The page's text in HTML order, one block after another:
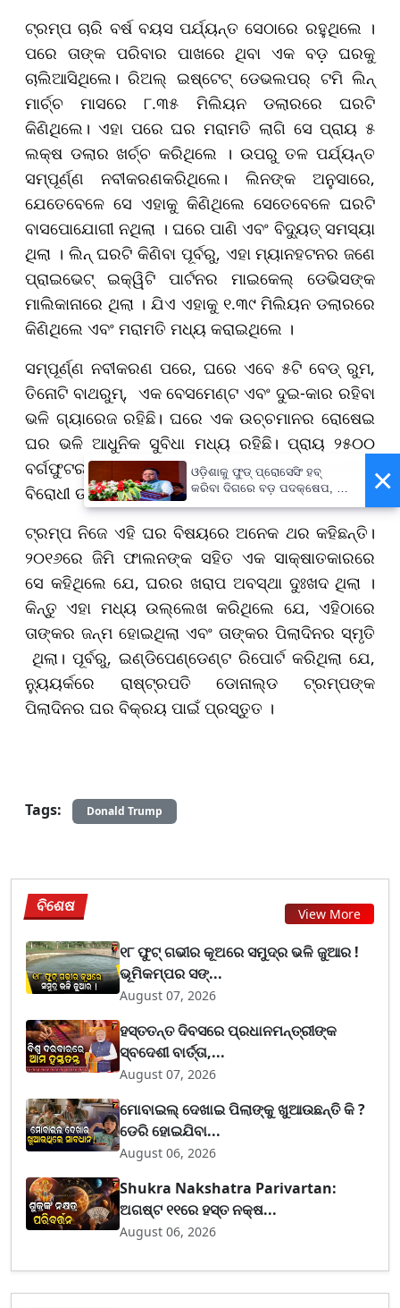
ଟ୍ରମ୍ପ ଚାରି ବର୍ଷ ବୟସ ପର୍ଯ୍ୟନ୍ତ ସେଠାରେ ରହୁଥିଲେ ।
ପରେ ତାଙ୍କ ପରିବାର ପାଖରେ ଥିବା ଏକ ବଡ଼ ଘରକୁ
ଚାଲିଆସିଥିଲେ। ରିଅଲ୍ ଇଷ୍ଟେଟ୍ ଡେଭଲପର୍ ଟମି ଲିନ୍
ମାର୍ଚ୍ଚ ମାସରେ ୮.୩୫ ମିଲିୟନ ଡଲାରରେ ଘରଟି
କିଣିଥିଲେ। ଏହା ପରେ ଘର ମରାମତି ଲାଗି ସେ ପ୍ରାୟ ୫
ଲକ୍ଷ ଡଲାର ଖର୍ଚ୍ଚ କରିଥିଲେ । ଉପରୁ ତଳ ପର୍ଯ୍ୟନ୍ତ
ସମ୍ପୂର୍ଣ୍ଣ ନବୀକରଣକରିଥିଲେ। ଲିନଙ୍କ ଅନୁସାରେ,
ଯେତେବେଳେ ସେ ଏହାକୁ କିଣିଥିଲେ ସେତେବେଳେ ଘରଟି
ବାସପୋଯୋଗୀ ନଥିଲା । ଘରେ ପାଣି ଏବଂ ବିଦ୍ୟୁତ୍ ସମସ୍ୟା
ଥିଲା । ଲିନ୍ ଘରଟି କିଣିବା ପୂର୍ବରୁ, ଏହା ମ୍ୟାନହଟନର ଜଣେ
ପ୍ରାଇଭେଟ୍ ଇକ୍ୱିଟି ପାର୍ଟନର ମାଇକେଲ୍ ଡେଭିସଙ୍କ
ମାଲିକାନାରେ ଥିଲା । ଯିଏ ଏହାକୁ ୧.୩୯ ମିଲିୟନ ଡଲାରରେ
କିଣିଥିଲେ ଏବଂ ମରାମତି ମଧ୍ୟ କରାଇଥିଲେ ।
ସମ୍ପୂର୍ଣ୍ଣ ନବୀକରଣ ପରେ, ଘରେ ଏବେ ୫ଟି ବେଡ୍‌ ରୁମ,
ତିନୋଟି ବାଥରୁମ୍, ଏକ ବେସମେଣ୍ଟ ଏବଂ ଦୁଇ-କାର ରହିବା
ଭଳି ଗ୍ୟାରେଜ ରହିଛି। ଘରେ ଏକ ଉଚ୍ଚମାନର ରୋଷେଇ
ଘର ଭଳି ଆଧୁନିକ ସୁବିଧା ମଧ୍ୟ ରହିଛି। ପ୍ରାୟ ୨୫୦୦
ବର୍ଗଫୁଟର ଘରଟି ଏବେ ଟ୍ରମ୍ପ ସମର୍ଥକ ଏବଂ ରାଜନୈତିକ
ବିରୋଧୀ ଉଭୟଙ୍କ ଦୃଷ୍ଟି ଆକର୍ଷଣ କରିଛି।
ଟ୍ରମ୍ପ ନିଜେ ଏହି ଘର ବିଷୟରେ ଅନେକ ଥର କହିଛନ୍ତି।
୨୦୧୬ରେ ଜିମି ଫାଲନଙ୍କ ସହିତ ଏକ ସାକ୍ଷାତକାରରେ
ସେ କହିଥିଲେ ଯେ, ଘରର ଖରାପ ଅବସ୍ଥା ଦୁଃଖଦ ଥିଲା ।
କିନ୍ତୁ ଏହା ମଧ୍ୟ ଉଲ୍ଲେଖ କରିଥିଲେ ଯେ, ଏହିଠାରେ
ତାଙ୍କର ଜନ୍ମ ହୋଇଥିଲା ଏବଂ ତାଙ୍କର ପିଲାଦିନର ସ୍ମୃତି
ଥିଲା। ପୂର୍ବରୁ, ଇଣ୍ଡିପେଣ୍ଡେଣ୍ଟ ରିପୋର୍ଟ କରିଥିଲା ​​ଯେ,
ନ୍ୟୁୟର୍କରେ ରାଷ୍ଟ୍ରପତି ଡୋନାଲ୍ଡ ଟ୍ରମ୍ପଙ୍କ
ପିଲାଦିନର ଘର ବିକ୍ରୟ ପାଇଁ ପ୍ରସ୍ତୁତ ।
Tags: Donald Trump
ବିଶେଷ View More
୧୮ ଫୁଟ୍ ଗଭୀର କୂଅରେ ସମୁଦ୍ର ଭଳି ଜୁଆର !
ଭୂମିକମ୍ପର ସଙ୍...
August 07, 2026
ହସ୍ତତନ୍ତ ଦିବସରେ ପ୍ରଧାନମନ୍ତ୍ରୀଙ୍କ
ସ୍ବଦେଶୀ ବାର୍ତ୍ତା,...
August 07, 2026
ମୋବାଇଲ୍ ଦେଖାଇ ପିଲାଙ୍କୁ ଖୁଆଉଛନ୍ତି କି ?
ଡେରି ହୋଇଯିବା...
August 06, 2026
Shukra Nakshatra Parivartan:
ଅଗଷ୍ଟ ୧୧ରେ ହସ୍ତ ନକ୍ଷ...
August 06, 2026
×
ଓଡ଼ିଶାକୁ ଫୁଡ୍ ପ୍ରୋସେସିଂ ହବ୍
କରିବା ଦିଗରେ ବଡ଼ ପଦକ୍ଷେପ, ୪୨
ହଜାରରୁ ଅଧିକ ନିଯୁକ୍ତି ସୁଯୋଗ